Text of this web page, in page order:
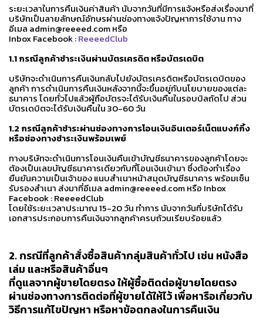
ระยะเวลาในการคืนเงินค่าสินค้า นับจากวันที่มีการแจ้งหรือส่งเรื่องมาที่
บริษัทเป็นลายลักษณ์อักษรผ่านช่องทางแจ้งปัญหาการใช้งาน ทาง
อีเมล admin@reeeed.com หรือ
Inbox Facebook :ReeeedClub
1.1 กรณีลูกค้าชำระเงินผ่านบัตรเครดิต หรือบัตรเดบิต
บริษัทจะดำเนินการคืนเงินกลับไปยังบัตรเครดิตหรือบัตรเดบิตของ
ลูกค้า การดำเนินการคืนเงินหลังจากนี้จะขึ้นอยู่กับนโยบายของแต่ละ
ธนาคาร โดยทั่วไปแล้วผู้ถือบัตรจะได้รับเงินคืนในรอบบิลถัดไป ส่วน
บัตรเดบิตจะได้รับเงินคืนใน 30-60 วัน
1.2 กรณีลูกค้าชำระผ่านช่องทางการโอนเงินอินเตอร์เน็ตแบงก์กิ้ง
หรือช่องทางชำระเงินพร้อมเพย์
ทางบริษัทจะดำเนินการโอนเงินคืนเข้าบัญชีธนาคารของลูกค้าโดยจะ
ต้องเป็นเลขบัญชีธนาคารเดียวกับที่โอนเงินเข้ามา ซึ่งต้องทำเรื่อง
ยืนยันความเป็นเจ้าของ แนบสำเนาหน้าสมุดบัญชีธนาคาร พร้อมเซ็น
รับรองสำเนา ส่งมาที่อีเมล admin@reeeed.com หรือ Inbox
Facebook : ReeeedClub
โดยใช้ระยะเวลาประมาณ 15-20 วัน ทำการ นับจากวันที่บริษัทได้รับ
เอกสารประกอบการคืนเงินจากลูกค้าครบถ้วนเรียบร้อยแล้ว
2.กรณีที่ลูกค้าสั่งซื้อสินค้ากลุ่มสินค้าทั่วไป เช่น หนังสือ
เล่ม และหรือสินค้าอื่นๆ
ที่ดูแลจากผู้ขายโดยตรง ให้ผู้ซื้อติดต่อผู้ขายโดยตรง
ผ่านช่องทางการติดต่อที่ผู้ขายได้ให้ไว้ เพื่อหารือเกี่ยวกับ
วิธีการแก้ไขปัญหา หรือหาข้อตกลงในการคืนเงิน